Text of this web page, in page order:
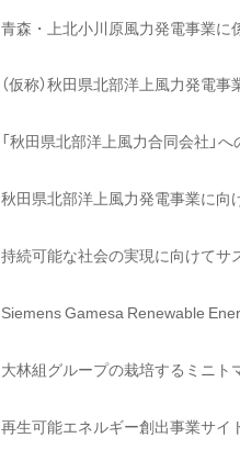
青森・上北小川原風力発電事業に
（仮称）秋田県北部洋上風力発電
「秋田県北部洋上風力合同会社」
秋田県北部洋上風力発電事業に向
持続可能な社会の実現に向けてサ
Siemens Gamesa Renewable
大林組グループの栽培するミニ
再生可能エネルギー創出事業サイ